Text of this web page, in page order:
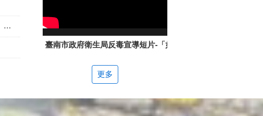
臺南市政府衛生局反毒宣導短片-「如何辨別新興毒品」
更多